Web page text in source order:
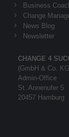
Business
Change
News Blog
Newsletter
CHANGE 4
(GmbH & Co.
Admin-Office
St. Annenufer 5
20457 Hamburg